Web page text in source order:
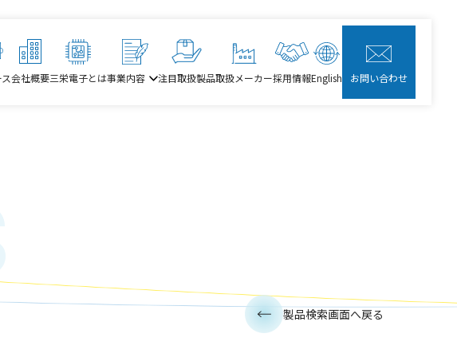
会社概要三栄電子とは事業内容 注目取扱製品取扱メーカー採用情報English お問い合わせ
製品検索画面へ戻る